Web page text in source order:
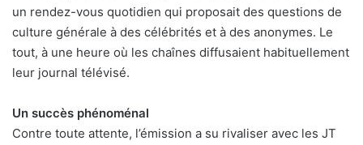
un rendez-vous quotidien qui proposait des questions de
culture générale à des célébrités et à des anonymes. Le
tout, à une heure où les chaînes diffusaient habituellement
leur journal télévisé.
Un succès phénoménal
Contre toute attente, l’émission a su rivaliser avec les JT